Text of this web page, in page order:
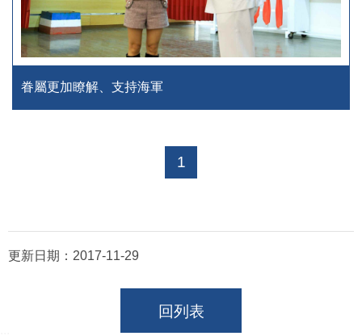
眷屬更加瞭解、支持海軍
1
更新日期： 2017-11-29
回列表